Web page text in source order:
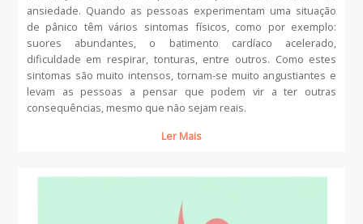
ansiedade. Quando as pessoas experimentam uma situação
de pânico têm vários sintomas físicos, como por exemplo:
suores abundantes, o batimento cardíaco acelerado,
dificuldade em respirar, tonturas, entre outros. Como estes
sintomas são muito intensos, tornam-se muito angustiantes e
levam as pessoas a pensar que podem vir a ter outras
consequências, mesmo que não sejam reais.
Ler Mais